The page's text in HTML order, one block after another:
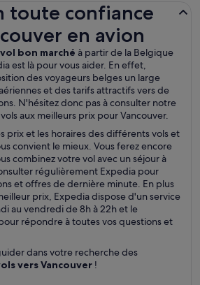
toute confiance
en avion
vol bon marché à partir de la Belgique
est là pour vous aider. En effet,
des voyageurs belges un large
et des tarifs attractifs vers de
N'hésitez donc pas à consulter notre
aux meilleurs prix pour Vancouver.
prix et les horaires des différents vols et
convient le mieux. Vous ferez encore
combinez votre vol avec un séjour à
régulièrement Expedia pour
et offres de dernière minute. En plus
prix, Expedia dispose d'un service
au vendredi de 8h à 22h et le
répondre à toutes vos questions et
dans votre recherche des
vers Vancouver !
avion